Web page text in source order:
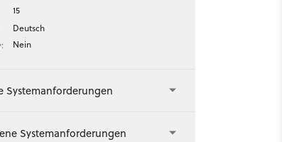
15
Deutsch
Nein
Systemanforderungen
Systemanforderungen